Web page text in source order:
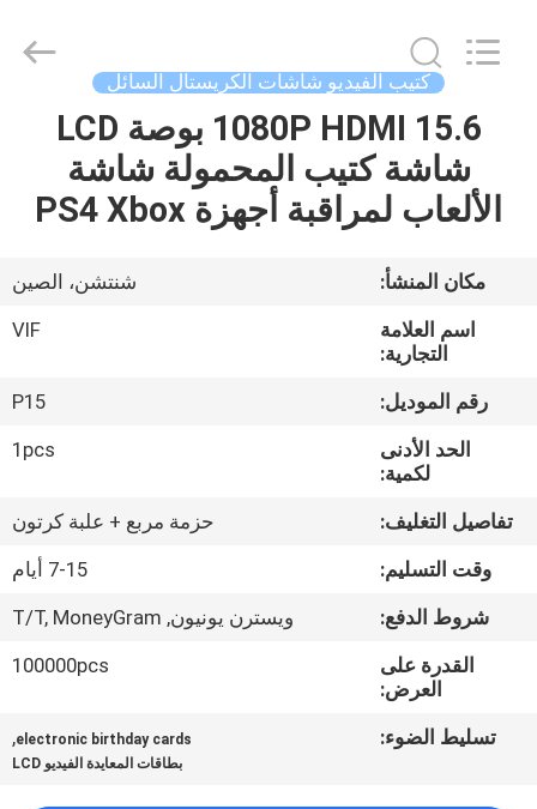
الصفحة
الرئيسية
معلومات
جولة
المعمل
الجودة
Technology
كتيب الفيديو شاشات الكريستال السائل
1080P HDMI 15.6 بوصة LCD
شاشة كتيب المحمولة شاشة
الألعاب لمراقبة أجهزة PS4 Xbox
مكان المنشأ:
شنتشن، الصين
اسم العلامة
التجارية:
VIF
رقم الموديل:
P15
الحد الأدنى
لكمية:
1pcs
تفاصيل التغليف:
حزمة مربع + علبة كرتون
وقت التسليم:
7-15 أيام
شروط الدفع:
ويسترن يونيون, T/T, MoneyGram
القدرة على
العرض:
100000pcs
تسليط الضوء: electronic birthday cards
,
بطاقات المعايدة الفيديو LCD